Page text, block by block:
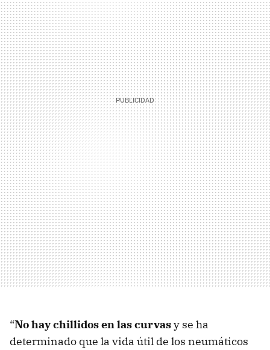
“No hay chillidos en las curvasy se ha
determinado que la vida útil de los neumáticos